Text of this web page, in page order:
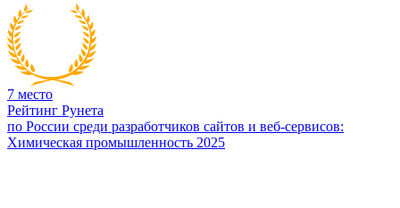
7 место
Рейтинг Рунета
по России среди разработчиков сайтов и веб-сервисов:
Химическая промышленность 2025